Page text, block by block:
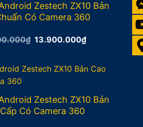
Zestech ZX10 Bản
Có Camera 360
₫ Giá
14.900.000₫.
13.900.000₫Giá
13.900.000₫.
Zestech ZX10 Bản
Có Camera 360